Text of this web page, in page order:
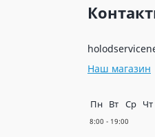
Наш магазин
Пн Вт Ср Чт